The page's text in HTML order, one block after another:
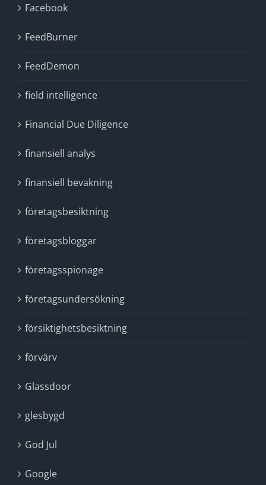
Facebook
FeedBurner
FeedDemon
field intelligence
Financial Due Diligence
finansiell analys
finansiell bevakning
företagsbesiktning
företagsbloggar
företagsspionage
företagsundersökning
försiktighetsbesiktning
förvärv
Glassdoor
glesbygd
God Jul
Google